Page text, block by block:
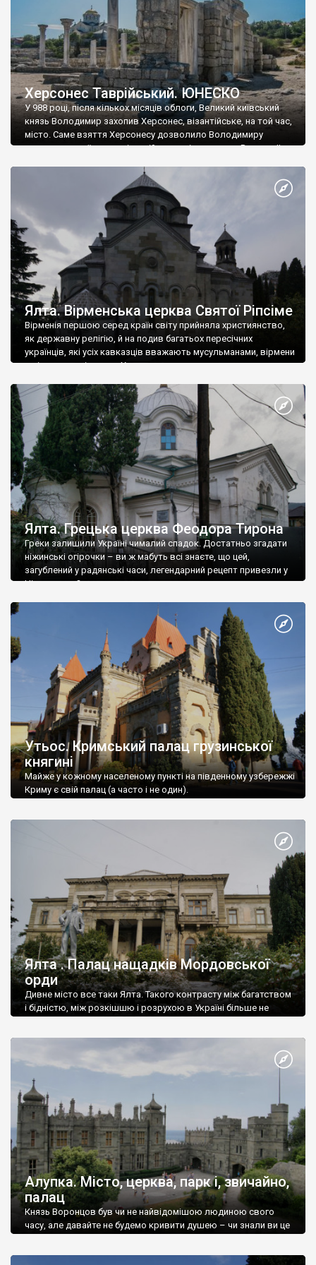
Херсонес Таврійський. ЮНЕСКО
У 988 році, після кількох місяців облоги, Великий київський
князь Володимир захопив Херсонес, візантійське, на той час,
місто. Саме взяття Херсонесу дозволило Володимиру
диктувати свої умови візантійському імператору Василю ІІ, та
Херсонесі Володимир-язичник, став Василем-християнином.
А потім було Хрещення Русі. На честь Херсонесу Таврійського
Ялта. Вірменська церква Святої Ріпсіме
Вірменія першою серед країн світу прийняла християнство,
як державну релігію, й на подив багатьох пересічних
українців, які усіх кавказців вважають мусульманами, вірмени
є відданими вірянами Христа
Ялта. Грецька церква Феодора Тирона
Греки залишили Україні чималий спадок. Достатньо згадати
ніжинські огірочки – ви ж мабуть всі знаєте, що цей,
загублений у радянські часи, легендарний рецепт привезли у
Ніжин греки?
Утьос. Кримський палац грузинської
княгині
Майже у кожному населеному пункті на південному узбережжі
Криму є свій палац (а часто і не один).
Ялта . Палац нащадків Мордовської
орди
Дивне місто все таки Ялта. Такого контрасту між багатством
і бідністю, між розкішшю і розрухою в Україні більше не
Алупка. Місто, церква, парк і, звичайно,
палац
Князь Воронцов був чи не найвідомішою людиною свого
часу, але давайте не будемо кривити душею – чи знали ви це